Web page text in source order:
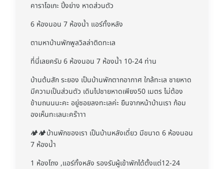
คาราโอเกะ ปิ้งย่าง หาดส่วนตัว
6 ห้องนอน 7 ห้องน้ำ แอร์ทั้งหลัง
ตามหาบ้านพักพูลวิลล่าติดทะเล
ที่นี่เลยครับ​ 6 ห้องนอน 7 ห้องน้ำ​ 10-24 ท่าน
บ้านต้นสัก ระยอง เป็นบ้านพักตากอากาศ ใกล้ทะเล ชายหาด
มีความเป็นส่วนตัว เดินไปชายหาดเพียง50 เมตร ไม่ต้อง
ข้ามถนนนะคะ อยู่ซอยลงทะเลค่ะ ยืนจากหน้าบ้านเรา ก้อม
องเห็นทะเลนะคร๊าาา
🏕🏕บ้านพักของเรา เป็นบ้านหลังเดี่ยว มีขนาด 6 ห้องนอน
7 ห้องน้ำ
1 ห้องโถง ,แอร์ทั้งหลัง รองรับผู้เข้าพักได้ตั้งแต่12-24